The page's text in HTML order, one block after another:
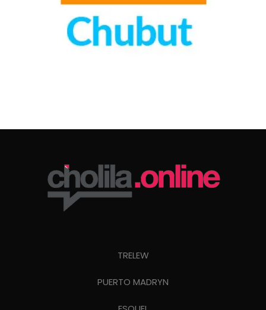
TRELEW
PUERTO MADRYN